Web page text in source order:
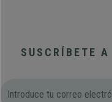
SUSCRÍBETE